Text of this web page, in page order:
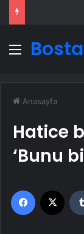
Menü
Anasayfa
Hatice
‘Bunu
Facebook